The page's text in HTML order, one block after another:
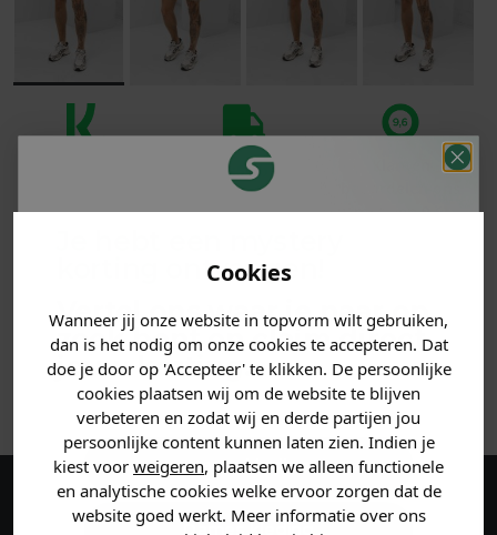
Cookies
Wanneer jij onze website in topvorm wilt gebruiken,
dan is het nodig om onze cookies te accepteren. Dat
doe je door op 'Accepteer' te klikken. De persoonlijke
cookies plaatsen wij om de website te blijven
verbeteren en zodat wij en derde partijen jou
persoonlijke content kunnen laten zien. Indien je
kiest voor weigeren, plaatsen we alleen functionele
en analytische cookies welke ervoor zorgen dat de
website goed werkt. Meer informatie over ons
Voor 23:59 besteld
is morgen in huis!*
met een 9,6!
PRODUCTINFORMATIE
MATERIAAL & WASVOORSCHRIFT
ANDERE BESTELDEN OOK
Maak een account aan en ontvang 5%
korting ontvangen!
Vertel ons waar je naar op
zoek bent en claim direct
jouwkorting.
Heren kleding
Dames kleding